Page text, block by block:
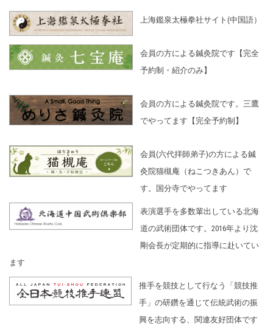
上海鑑泉太極拳社サイト(中国語）
会員の方による鍼灸院です【完全
予約制・紹介のみ】
会員の方による鍼灸院です。三鷹
でやってます【完全予約制】
会員(六代拝師弟子)の方による鍼
灸院猫槻庵（ねこつきあん）で
す。国分寺でやってます
表演選手を多数輩出している北海
道の武術団体です。2016年より沈
剛会長が定期的に指導に赴いてい
ます
推手を競技として行なう「競技推
手」の研鑽を通じて伝統武術の振
興を志向する、関連友好団体です